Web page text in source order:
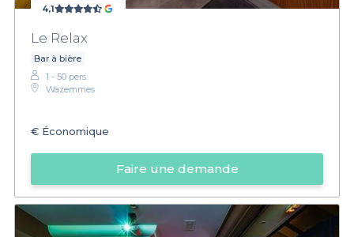
4,1
Le Relax
Bar à bière
1 - 50 pers.
Wazemmes
€ Économique
Faire une demande